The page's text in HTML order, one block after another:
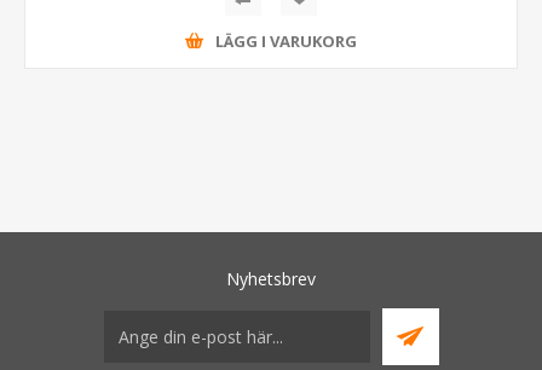
LÄGG I VARUKORG
Nyhetsbrev